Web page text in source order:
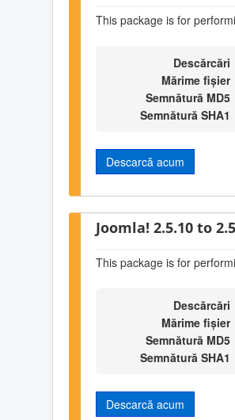
This package is for
Descărcări
Mărime fișier
Semnătură MD5
Semnătură SHA1
Descarcă acum
Joomla! 2.5.10 to
This package is for
Descărcări
Mărime fișier
Semnătură MD5
Semnătură SHA1
Descarcă acum